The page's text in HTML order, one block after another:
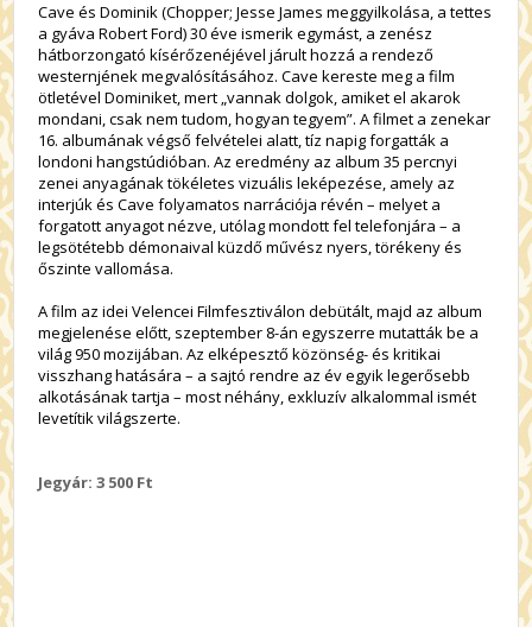
Cave és Dominik (Chopper; Jesse James meggyilkolása, a tettes
a gyáva Robert Ford) 30 éve ismerik egymást, a zenész
hátborzongató kísérőzenéjével járult hozzá a rendező
westernjének megvalósításához. Cave kereste meg a film
ötletével Dominiket, mert „vannak dolgok, amiket el akarok
mondani, csak nem tudom, hogyan tegyem”. A filmet a zenekar
16. albumának végső felvételei alatt, tíz napig forgatták a
londoni hangstúdióban. Az eredmény az album 35 percnyi
zenei anyagának tökéletes vizuális leképezése, amely az
interjúk és Cave folyamatos narrációja révén – melyet a
forgatott anyagot nézve, utólag mondott fel telefonjára – a
legsötétebb démonaival küzdő művész nyers, törékeny és
őszinte vallomása.
A film az idei Velencei Filmfesztiválon debütált, majd az album
megjelenése előtt, szeptember 8-án egyszerre mutatták be a
világ 950 mozijában. Az elképesztő közönség- és kritikai
visszhang hatására – a sajtó rendre az év egyik legerősebb
alkotásának tartja – most néhány, exkluzív alkalommal ismét
levetítik világszerte.
Jegyár: 3 500 Ft